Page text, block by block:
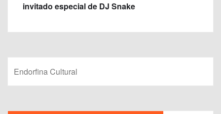
invitado especial de DJ Snake
Endorfina Cultural